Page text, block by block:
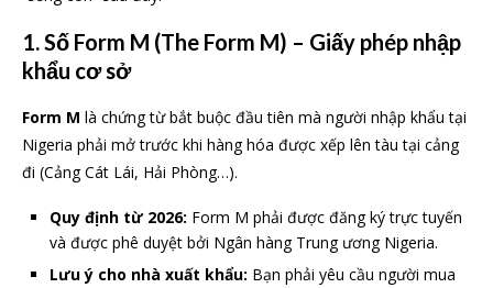
1. Số Form M (The Form M) – Giấy phép nhập
khẩu cơ sở
Form M là chứng từ bắt buộc đầu tiên mà người nhập khẩu tại
Nigeria phải mở trước khi hàng hóa được xếp lên tàu tại cảng
đi (Cảng Cát Lái, Hải Phòng…).
Quy định từ 2026: Form M phải được đăng ký trực tuyến
và được phê duyệt bởi Ngân hàng Trung ương Nigeria.
Lưu ý cho nhà xuất khẩu: Bạn phải yêu cầu người mua